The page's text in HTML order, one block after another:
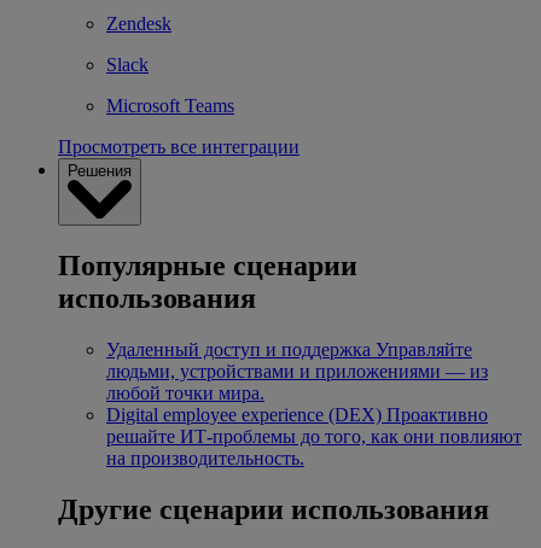
Zendesk
Slack
Microsoft Teams
Просмотреть все интеграции
Решения
Популярные сценарии
использования
Удаленный доступ и поддержка Управляйте
людьми, устройствами и приложениями — из
любой точки мира.
Digital employee experience (DEX) Проактивно
решайте ИТ-проблемы до того, как они повлияют
на производительность.
Другие сценарии использования